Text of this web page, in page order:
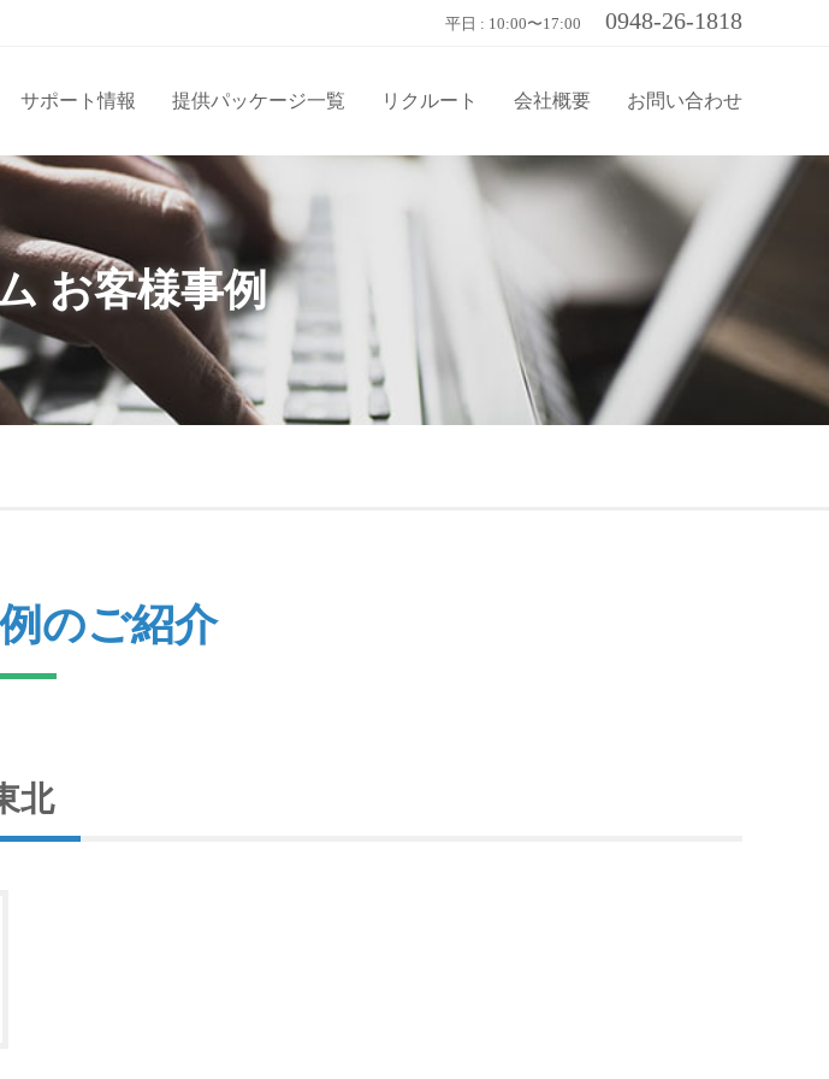
平日 : 10:00〜17:00 0948-26-1818
サポート情報 提供パッケージ一覧 リクルート 会社概要 お問い合わせ
お客様事例
のご紹介
北